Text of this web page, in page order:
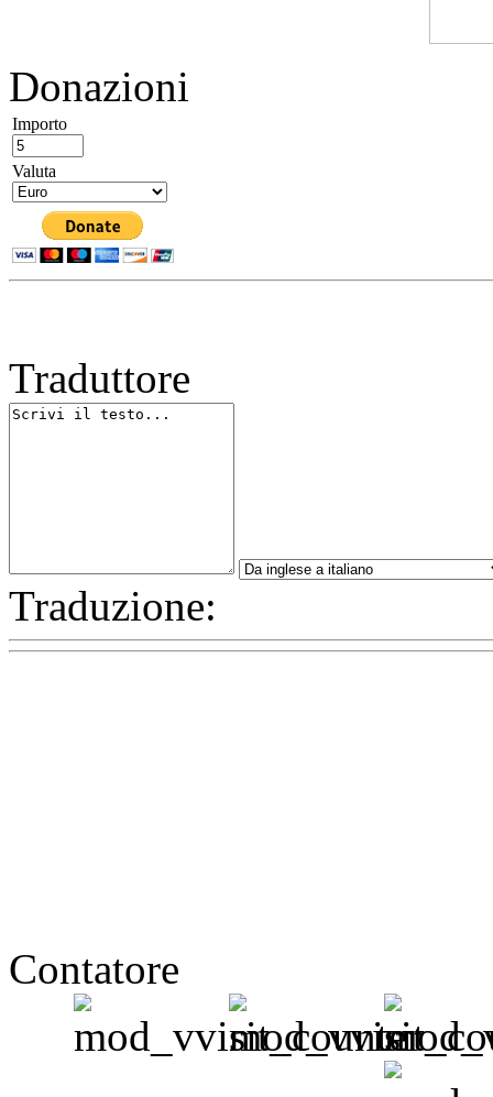
Donazioni
Importo
Valuta
Traduttore
Traduzione:
Contatore